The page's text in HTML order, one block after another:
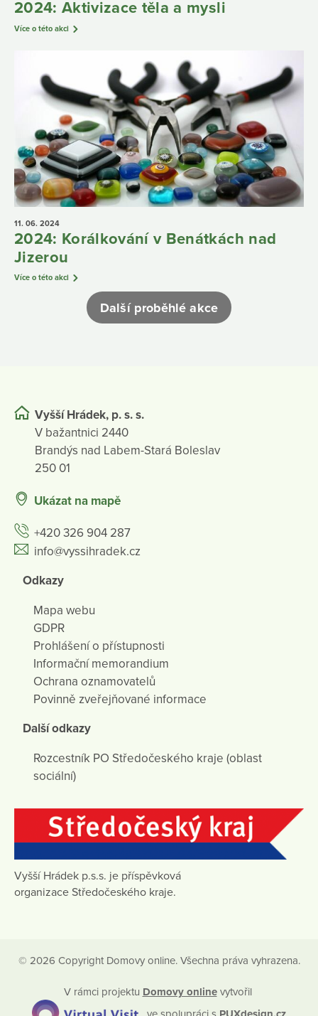
2024: Aktivizace těla a mysli
Více o této akci
11. 06. 2024
2024: Korálkování v Benátkách nad
Jizerou
Více o této akci
Další proběhlé akce
Vyšší Hrádek, p. s. s.
V bažantnici 2440
Brandýs nad Labem-Stará Boleslav
250 01
Ukázat na mapě
+420 326 904 287
info@vyssihradek.cz
Odkazy
Mapa webu
GDPR
Prohlášení o přístupnosti
Informační memorandium
Ochrana oznamovatelů
Povinně zveřejňované informace
Další odkazy
Rozcestník PO Středočeského kraje (oblast
sociální)
Vyšší Hrádek p.s.s. je příspěvková
organizace Středočeského kraje.
© 2026 Copyright Domovy online. Všechna práva vyhrazena.
V rámci projektu Domovy onlinevytvořil